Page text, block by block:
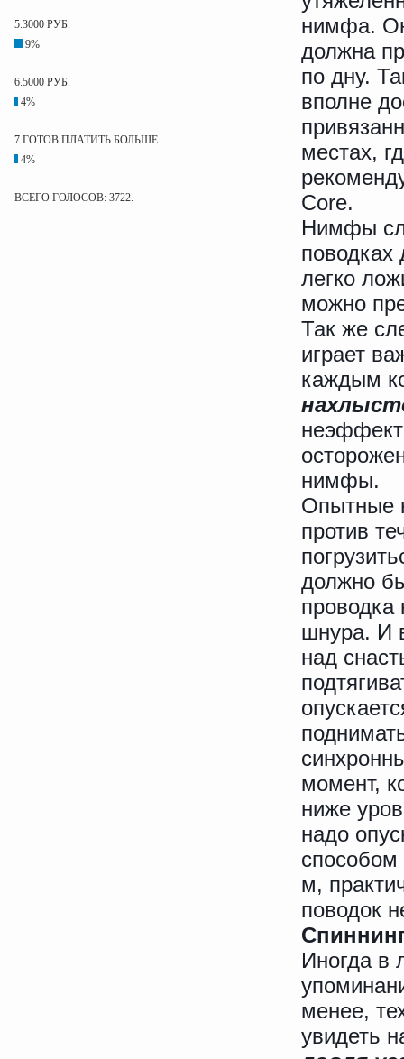
5.3000 РУБ.
9%
6.5000 РУБ.
4%
7.ГОТОВ ПЛАТИТЬ БОЛЬШЕ
4%
ВСЕГО ГОЛОСОВ: 3722.
нимфа.
должна
по дну.
вполне
местах,
Core.
Нимфы
легко
можно
Так же
играет
каждым
нимфы.
Опытные
против
должно
проводка
шнура. И
над
момент,
ниже
надо
м,
поводок
Иногда в
менее,
увидеть